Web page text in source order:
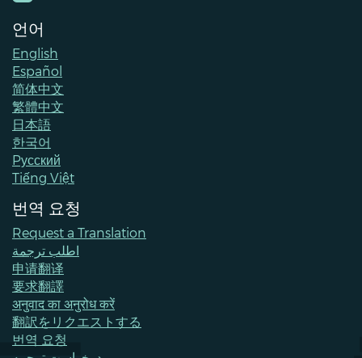
언어
English
Español
简体中文
繁體中文
日本語
한국어
Pусский
Tiếng Việt
번역 요청
Request a Translation
اطلب ترجمة
申请翻译
要求翻譯
अनुवाद का अनुरोध करें
翻訳をリクエストする
번역 요청